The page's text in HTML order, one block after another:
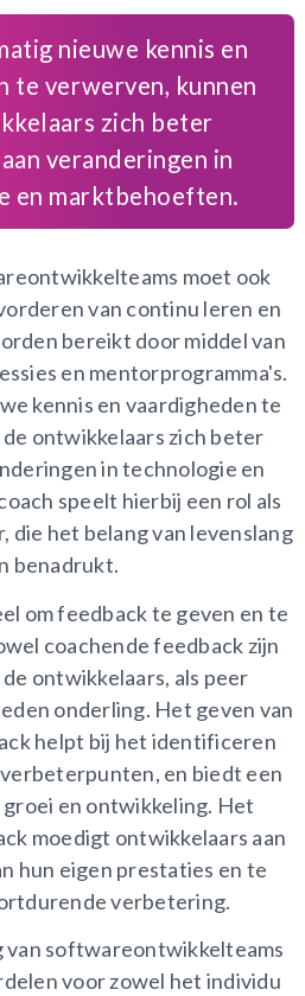
nieuwe kennis en
te verwerven, kunnen
zich beter
veranderingen in
en marktbehoeften.
moet ook
van continu leren en
bereikt door middel van
en mentorprogramma's.
kennis en vaardigheden te
ontwikkelaars zich beter
in technologie en
speelt hierbij een rol als
het belang van levenslang
benadrukt.
om feedback te geven en te
coachende feedback zijn
ontwikkelaars, als peer
onderling. Het geven van
helpt bij het identificeren
en biedt een
en ontwikkeling. Het
moedigt ontwikkelaars aan
hun eigen prestaties en te
verbetering.
van softwareontwikkelteams
voor zowel het individu